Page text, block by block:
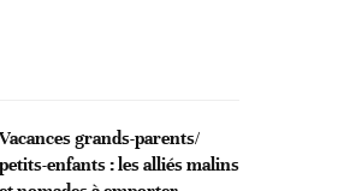
Vacances grands-parents/
petits-enfants : les alliés malins